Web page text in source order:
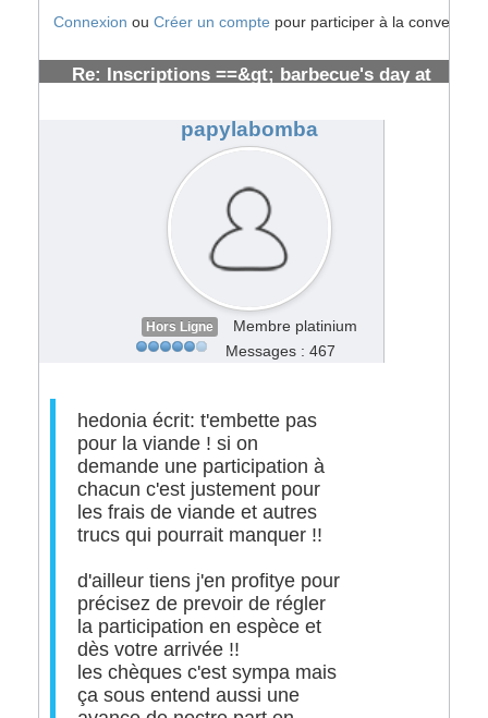
Connexion ou Créer un compte pour participer à la
Re: Inscriptions ==&gt; barbecue's day at
papylabomba
Hors Ligne
Membre platinium
Messages : 467
hedonia écrit: t'embette pas
pour la viande ! si on
demande une participation à
chacun c'est justement pour
les frais de viande et autres
trucs qui pourrait manquer !!
d'ailleur tiens j'en profitye pour
précisez de prevoir de régler
la participation en espèce et
dès votre arrivée !!
les chèques c'est sympa mais
ça sous entend aussi une